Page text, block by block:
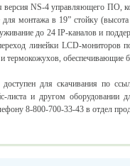
версия NS-4 управляющего
для монтажа в 19” стойку
до 24 IP-каналов и
линейки LCD-мониторов
термокожухов,
для скачивания по
листа и другом оборудовании
8-800-700-33-43 в отдел